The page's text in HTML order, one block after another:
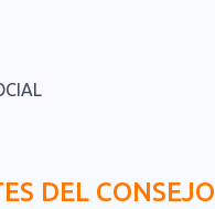
DEL CONSEJO